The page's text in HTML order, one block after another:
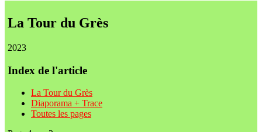
La Tour du Grès
2023
Index de l'article
La Tour du Grès
Diaporama + Trace
Toutes les pages